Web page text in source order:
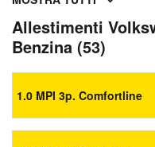
Allestimenti
Benzina (53)
1.0 MPI 3p. Comfortline